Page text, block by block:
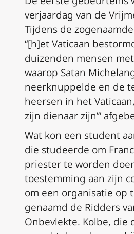
verjaardag van de
Tijdens de
“[h]et Vaticaan
duizenden mensen
waarop Satan
neerknuppelde en de
heersen in het
zijn dienaar zijn’”
Wat kon een student
die studeerde om
priester te worden
toestemming aan zijn
om een organisatie op
genaamd de Ridders
Onbevlekte. Kolbe, die